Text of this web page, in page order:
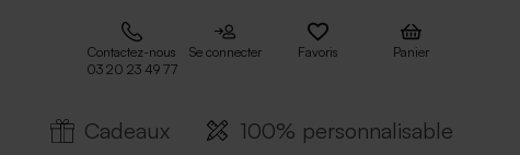
Contactez-nous
03 20 23 49 77
Se connecter Favoris Panier
Cadeaux 100% personnalisable